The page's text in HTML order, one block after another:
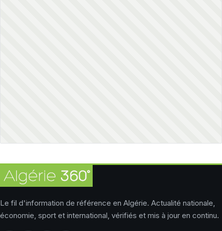
Le fil d'information de référence en Algérie. Actualité nationale,
économie, sport et international, vérifiés et mis à jour en continu.